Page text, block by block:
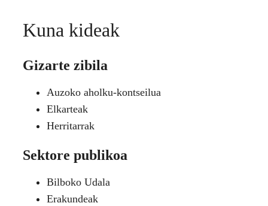
Kuna kideak
Gizarte zibila
Auzoko aholku-kontseilua
Elkarteak
Herritarrak
Sektore publikoa
Bilboko Udala
Erakundeak